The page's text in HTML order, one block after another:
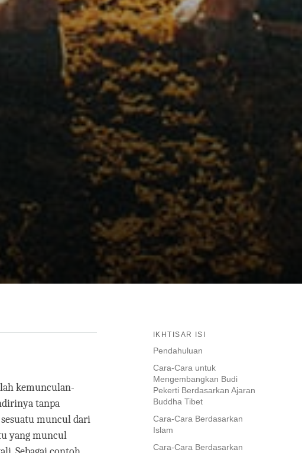
IKHTISAR ISI
Pendahuluan
Cara-Cara untuk
Mengembangkan Budi
Pekerti Berdasarkan Ajaran
Buddha Tibet
Cara-Cara Berdasarkan
Islam
Cara-Cara Berdasarkan
kemunculan-
tanpa
muncul dari
yang muncul